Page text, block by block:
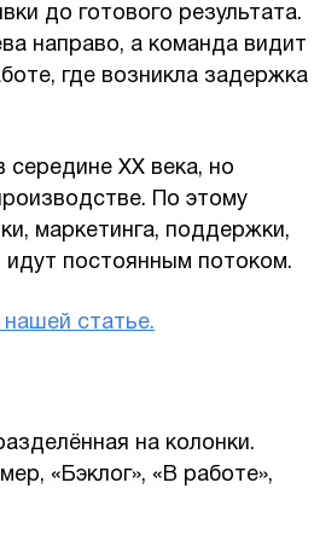
до готового результата.
направо, а команда видит
где возникла задержка
середине XX века, но
По этому
маркетинга, поддержки,
постоянным потоком.
статье.
на колонки.
«Бэклог», «В работе»,